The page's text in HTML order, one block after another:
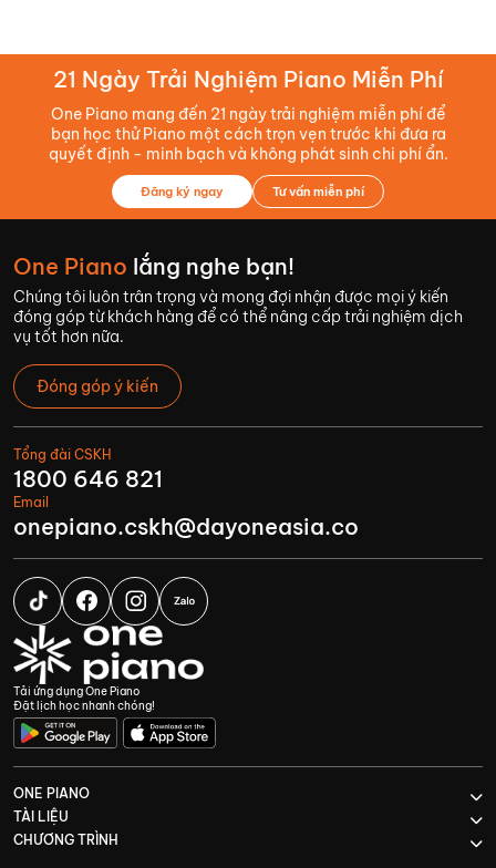
21 Ngày Trải Nghiệm Piano Miễn Phí
One Piano mang đến 21 ngày trải nghiệm miễn phí để
bạn học thử Piano một cách trọn vẹn trước khi đưa ra
quyết định - minh bạch và không phát sinh chi phí ẩn.
Đăng ký ngay Tư vấn miễn phí
One Piano lắng nghe bạn!
Chúng tôi luôn trân trọng và mong đợi nhận được mọi ý kiến
đóng góp từ khách hàng để có thể nâng cấp trải nghiệm dịch
vụ tốt hơn nữa.
Đóng góp ý kiến
Tổng đài CSKH
1800 646 821
Email
onepiano.cskh@dayoneasia.co
Tải ứng dụng One Piano
Đặt lịch học nhanh chóng!
ONE PIANO
TÀI LIỆU
CHƯƠNG TRÌNH